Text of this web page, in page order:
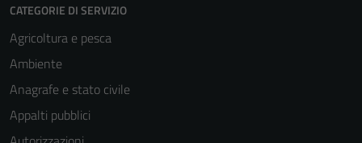
CATEGORIE DI SERVIZIO
Agricoltura e pesca
Ambiente
Anagrafe e stato civile
Appalti pubblici